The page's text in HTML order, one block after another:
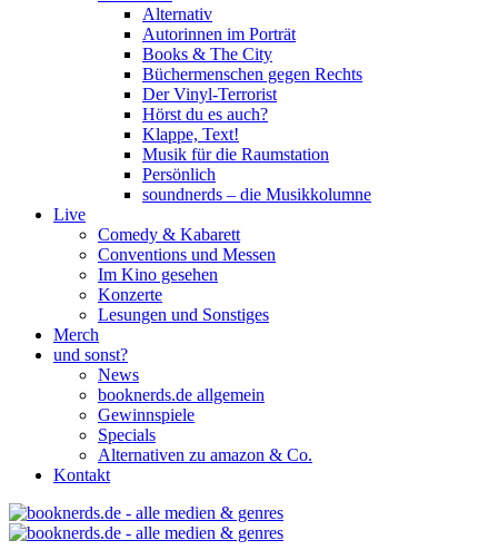
Alternativ
Autorinnen im Porträt
Books & The City
Büchermenschen gegen Rechts
Der Vinyl-Terrorist
Hörst du es auch?
Klappe, Text!
Musik für die Raumstation
Persönlich
soundnerds – die Musikkolumne
Live
Comedy & Kabarett
Conventions und Messen
Im Kino gesehen
Konzerte
Lesungen und Sonstiges
Merch
und sonst?
News
booknerds.de allgemein
Gewinnspiele
Specials
Alternativen zu amazon & Co.
Kontakt